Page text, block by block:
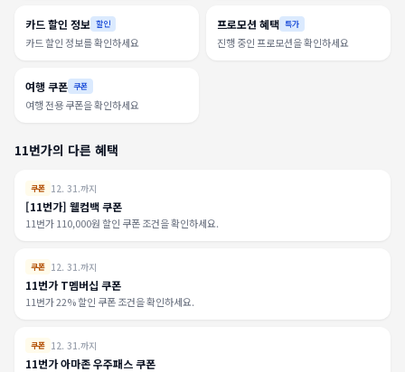
카드 할인 정보 할인
카드 할인 정보를 확인하세요
프로모션 혜택 특가
진행 중인 프로모션을 확인하세요
여행 쿠폰 쿠폰
여행 전용 쿠폰을 확인하세요
11번가의 다른 혜택
쿠폰 12. 31.까지
[11번가] 웰컴백 쿠폰
11번가 110,000원 할인 쿠폰 조건을 확인하세요.
쿠폰 12. 31.까지
11번가 T멤버십 쿠폰
11번가 22% 할인 쿠폰 조건을 확인하세요.
쿠폰 12. 31.까지
11번가 아마존 우주패스 쿠폰